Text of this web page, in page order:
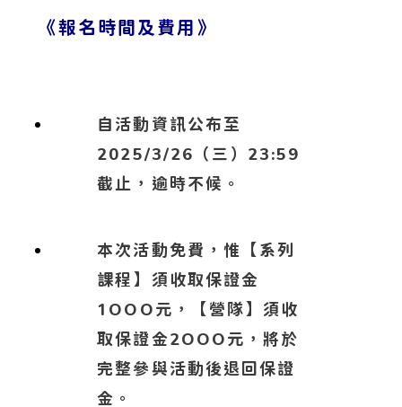
《報名時間及費用》
自活動資訊公布至
2025/3/26（三）23:59
截止，逾時不候。
本次活動免費，惟【系列
課程】須收取保證金
1OOO元，【營隊】須收
取保證金2OOO元，將於
完整參與活動後退回保證
金。